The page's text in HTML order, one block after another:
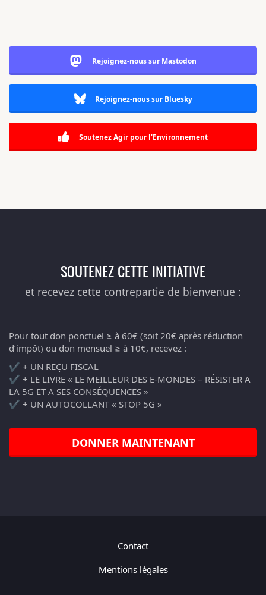
Rejoignez-nous sur Mastodon
Rejoignez-nous sur Bluesky
Soutenez Agir pour l'Environnement
SOUTENEZ CETTE INITIATIVE
et recevez cette contrepartie de bienvenue :
Pour tout don ponctuel ≥ à 60€ (soit 20€ après réduction
d’impôt) ou don mensuel ≥ à 10€, recevez :
✔️ + UN REÇU FISCAL
✔️ + LE LIVRE « LE MEILLEUR DES E-MONDES – RÉSISTER A
LA 5G ET A SES CONSÉQUENCES »
✔️ + UN AUTOCOLLANT « STOP 5G »
DONNER MAINTENANT
Contact
Mentions légales